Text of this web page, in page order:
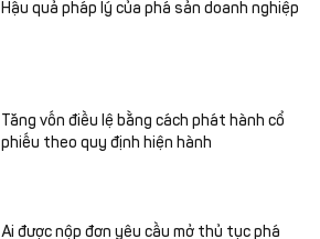
Hậu quả pháp lý của phá sản doanh nghiệp
Tăng vốn điều lệ bằng cách phát hành cổ
phiếu theo quy định hiện hành
Ai được nộp đơn yêu cầu mở thủ tục phá